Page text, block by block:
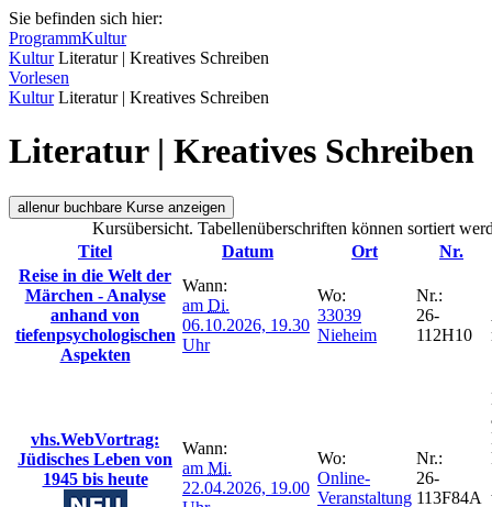
Sie befinden sich hier:
ProgrammKultur
Kultur Literatur | Kreatives Schreiben
Vorlesen
Kultur Literatur | Kreatives Schreiben
Literatur | Kreatives Schreiben
allenur buchbare Kurse anzeigen
Kursübersicht. Tabellenüberschriften können sortiert
Titel
Datum Ort
Nr.
Reise in die Welt der
Märchen - Analyse
anhand von
tiefenpsychologischen
Aspekten
Wann:
am Di.
06.10.2026, 19.30
Uhr
Wo:
33039
Nieheim
Nr.:
26-
112H10
vhs.WebVortrag:
Jüdisches Leben von
1945 bis heute
Wann:
am Mi.
22.04.2026, 19.00
Wo:
Online-
Veranstaltung
Nr.:
26-
113F84A